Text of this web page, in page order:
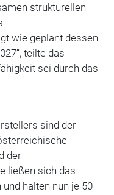
strukturellen
wie geplant dessen
teilte das
sei durch das
sind der
der
ließen sich das
halten nun je 50